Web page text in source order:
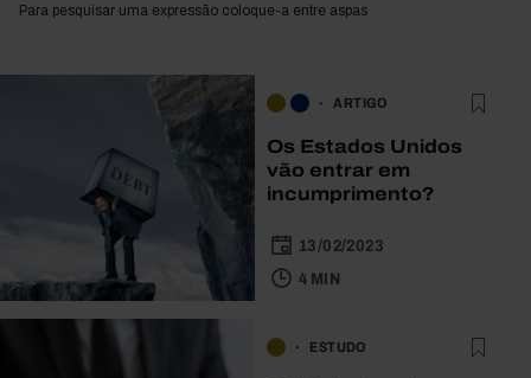
Para pesquisar uma expressão coloque-a entre aspas
ARTIGO
Os Estados Unidos
vão entrar em
incumprimento?
13/02/2023
4 MIN
ESTUDO